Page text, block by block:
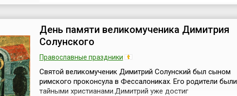
погибших при исполнении служебных обязанностей
(обязанностей военной службы) с...
День памяти великомученика Димитрия
Солунского
Православные праздники
Святой великомученик Димитрий Солунский был сыном
римского проконсула в Фессалониках. Его родители были
тайными христианами.Димитрий уже достиг